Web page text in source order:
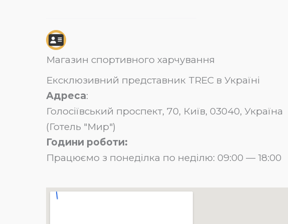
Магазин спортивного харчування
Ексклюзивний представник TREC в Україні
Адреса:
Голосіївський проспект, 70, Київ, 03040, Україна
(Готель "Мир")
Години роботи:
Працюємо з понеділка по неділю: 09:00 — 18:00